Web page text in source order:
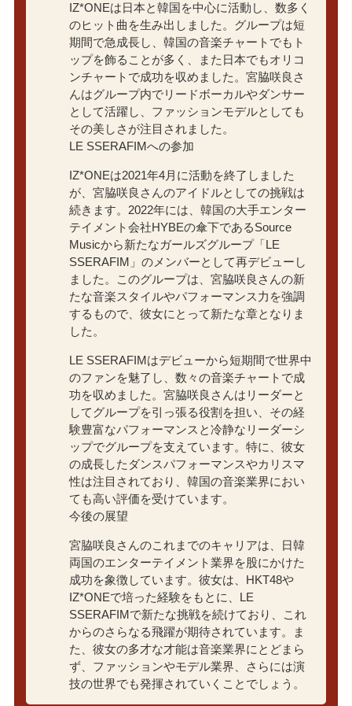
IZ*ONEは日本と韓国を中心に活動し、数多く
のヒット曲を生み出しました。グループは短
期間で急成長し、韓国の音楽チャートでもト
ップを飾ることが多く、また日本でもオリコ
ンチャートで成功を収めました。宮脇咲良さ
んはグループ内でリードボーカルやダンサー
として活躍し、ファッションモデルとしても
その美しさが注目されました。
LE SSERAFIMへの参加
IZ*ONEは2021年4月に活動を終了しました
が、宮脇咲良さんのアイドルとしての挑戦は
続きます。2022年には、韓国の大手エンター
テイメント会社HYBEの傘下であるSource
Musicから新たなガールズグループ「LE
SSERAFIM」のメンバーとして再デビューし
ました。このグループは、宮脇咲良さんの新
たな音楽スタイルやパフォーマンス力を強調
するもので、彼女にとって新たな章となりま
した。
LE SSERAFIMはデビューから短期間で世界中
のファンを魅了し、数々の音楽チャートで成
功を収めました。宮脇咲良さんはリーダーと
してグループを引っ張る役割を担い、その経
験豊富なパフォーマンスと冷静なリーダーシ
ップでグループを支えています。特に、彼女
の成長したダンスパフォーマンスやカリスマ
性は注目されており、韓国の音楽業界におい
ても高い評価を受けています。
今後の展望
宮脇咲良さんのこれまでのキャリアは、日韓
両国のエンターテイメント業界を股にかけた
成功を象徴しています。彼女は、HKT48や
IZ*ONEで培った経験をもとに、LE
SSERAFIMで新たな挑戦を続けており、これ
からのさらなる飛躍が期待されています。ま
た、彼女の多才な才能は音楽業界にとどまら
ず、ファッションやモデル業界、さらには演
技の世界でも発揮されていくことでしょう。